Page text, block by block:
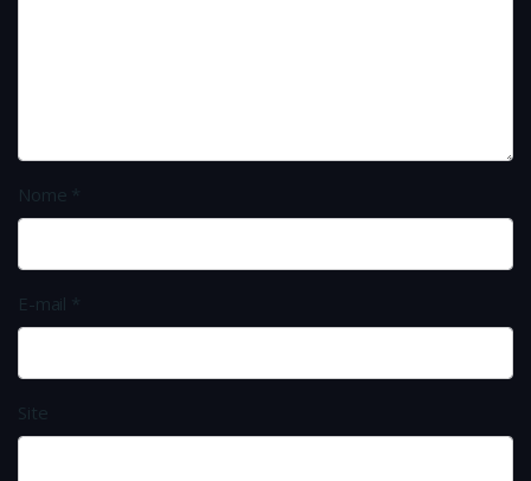
Nome *
E-mail *
Site